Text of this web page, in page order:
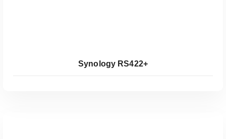
Synology RS422+